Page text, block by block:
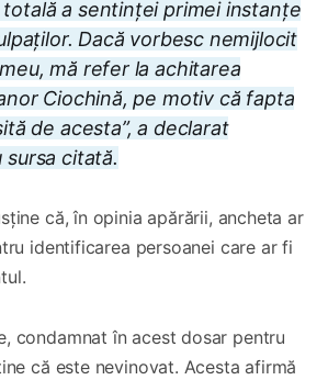
totală a sentinței primei instanțe
Dacă vorbesc nemijlocit
mă refer la achitarea
Ciochină, pe motiv că fapta
de acesta”, a declarat
citată.
că, în opinia apărării, ancheta ar
identificarea persoanei care ar fi
condamnat în acest dosar pentru
că este nevinovat. Acesta afirmă